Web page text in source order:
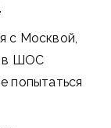
с Москвой,
в ШОС
попытаться